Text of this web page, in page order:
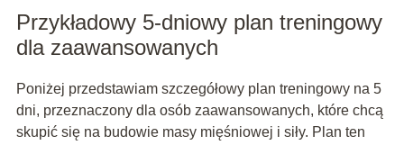
Przykładowy 5-dniowy plan treningowy
dla zaawansowanych
Poniżej przedstawiam szczegółowy plan treningowy na 5
dni, przeznaczony dla osób zaawansowanych, które chcą
skupić się na budowie masy mięśniowej i siły. Plan ten